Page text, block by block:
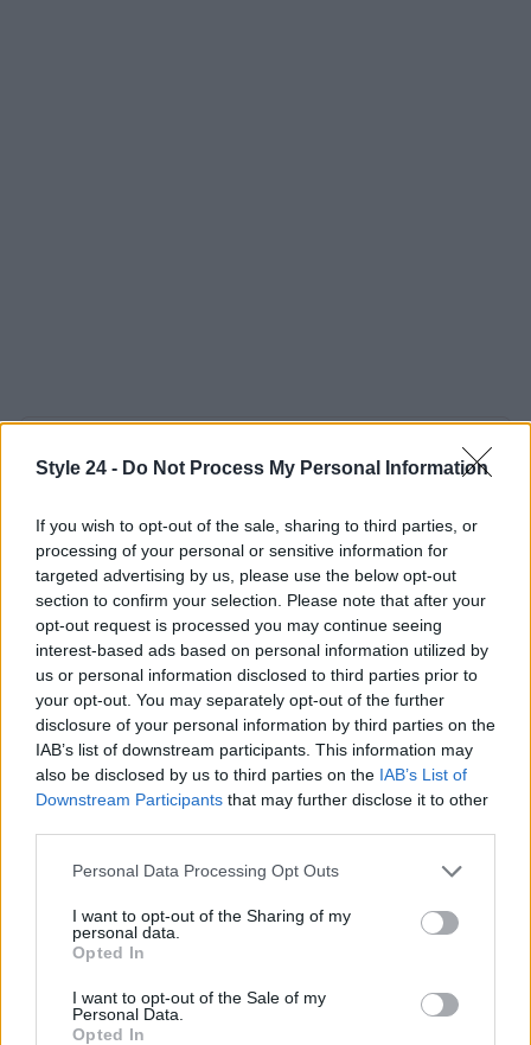
Style 24 - Do Not Process My Personal Information
If you wish to opt-out of the sale, sharing to third parties, or
processing of your personal or sensitive information for
targeted advertising by us, please use the below opt-out
section to confirm your selection. Please note that after your
opt-out request is processed you may continue seeing
interest-based ads based on personal information utilized by
us or personal information disclosed to third parties prior to
your opt-out. You may separately opt-out of the further
disclosure of your personal information by third parties on the
IAB’s list of downstream participants. This information may
also be disclosed by us to third parties on the IAB’s List of
Downstream Participants that may further disclose it to other
Please note that this website/app uses one or more Google
not limited to your visit or usage behaviour. You may click to
grant or deny consent to Google and its third-party tags to
use your data for below specified purposes in below Google
consent section.
Personal Data Processing Opt Outs
I want to opt-out of the Sharing of my
personal data.
Opted In
I want to opt-out of the Sale of my
Personal Data.
Opted In
Staff